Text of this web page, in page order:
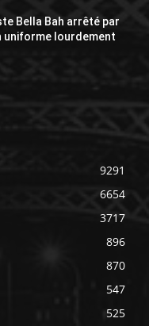
Bella Bah arrêté par
uniforme lourdement
9291
6654
3717
896
870
547
525